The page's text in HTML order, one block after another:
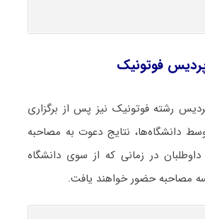
فوتونیک
رشته فوتونیک نیز پس از برگزاری
دانشگاه‌ها، نتایج دعوت به مصاحبه
در زمانی که از سوی دانشگاه
مصاحبه حضور خواهند یافت.